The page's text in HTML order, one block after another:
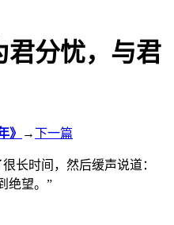
君分忧，与君
》 →下一篇
长时间，然后缓声说道：
绝望。”